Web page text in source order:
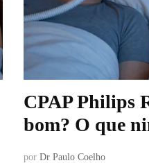
CPAP Philips
bom? O que
por Dr Paulo Coelho